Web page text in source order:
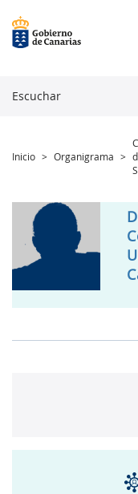
INICIO GOBIERNO
PARTICIPACIÓN
Escuchar
Inicio > Organigrama >